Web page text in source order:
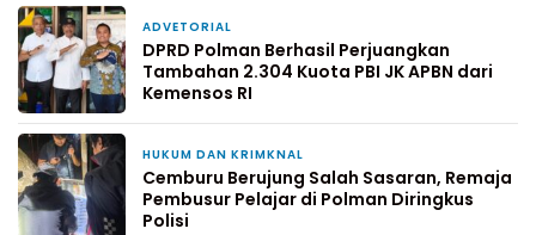
ADVETORIAL
DPRD Polman Berhasil Perjuangkan
Tambahan 2.304 Kuota PBI JK APBN dari
Kemensos RI
HUKUM DAN KRIMKNAL
Cemburu Berujung Salah Sasaran, Remaja
Pembusur Pelajar di Polman Diringkus
Polisi